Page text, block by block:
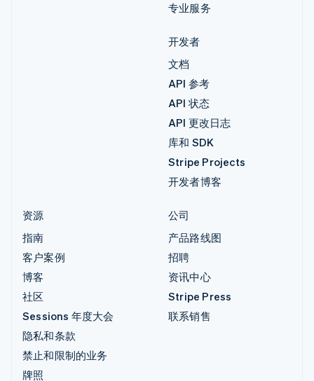
专业服务
开发者
文档
API 参考
API 状态
API 更改日志
库和 SDK
Stripe Projects
开发者博客
资源
指南
客户案例
博客
社区
Sessions 年度大会
隐私和条款
禁止和限制的业务
牌照
公司
产品路线图
招聘
资讯中心
Stripe Press
联系销售